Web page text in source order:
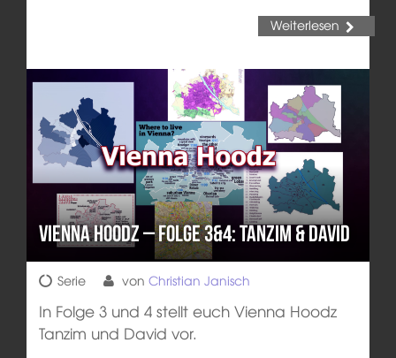
Weiterlesen
Vienna Hoodz – Folge 3&4: Tanzim & David
Serie von Christian Janisch
In Folge 3 und 4 stellt euch Vienna Hoodz
Tanzim und David vor.